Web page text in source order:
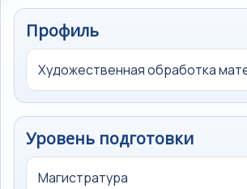
Профиль
Художественная обработка
Уровень подготовки
Магистратура